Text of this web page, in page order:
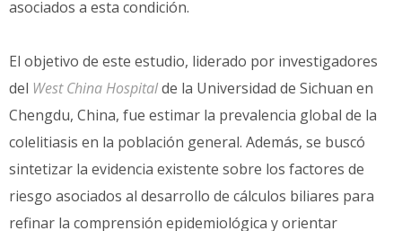
asociados a esta condición.
El objetivo de este estudio, liderado por investigadores
del West China Hospitalde la Universidad de Sichuan en
Chengdu, China, fue estimar la prevalencia global de la
colelitiasis en la población general. Además, se buscó
sintetizar la evidencia existente sobre los factores de
riesgo asociados al desarrollo de cálculos biliares para
refinar la comprensión epidemiológica y orientar